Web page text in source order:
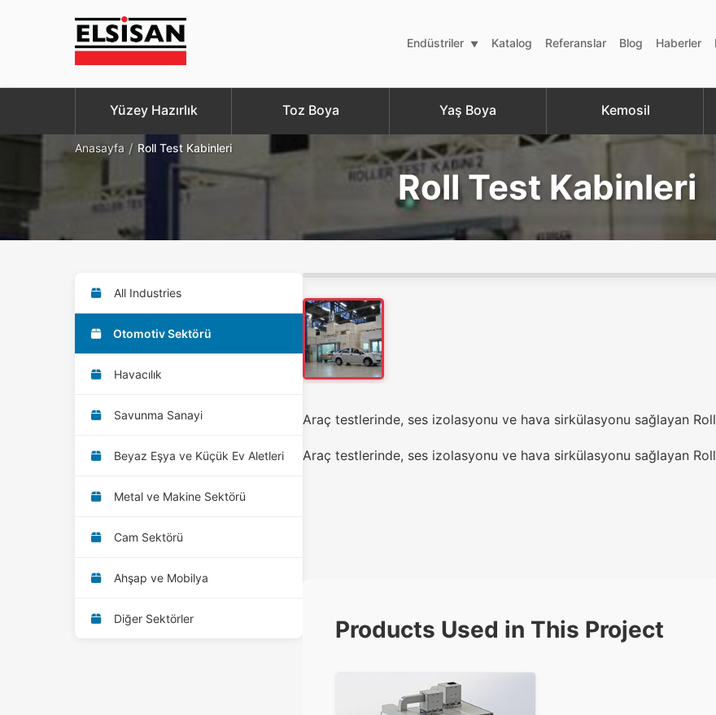
Endüstriler Katalog Referanslar Blog Haberler
Yüzey Hazırlık Toz Boya Yaş Boya Kemosil
Anasayfa / Roll Test Kabinleri
Roll Test Kabinleri
All Industries
Otomotiv Sektörü
Havacılık
Savunma Sanayi
Beyaz Eşya ve Küçük Ev Aletleri
Metal ve Makine Sektörü
Cam Sektörü
Ahşap ve Mobilya
Diğer Sektörler
Araç testlerinde, ses izolasyonu ve hava sirkülasyonu sağlayan
Araç testlerinde, ses izolasyonu ve hava sirkülasyonu sağlayan
Products Used in This Project